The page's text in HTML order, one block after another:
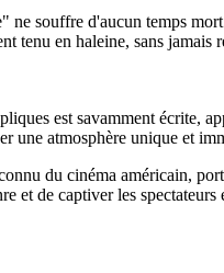
souffre d'aucun temps
tenu en haleine, sans jamais
est savamment écrite,
une atmosphère unique et
du cinéma américain,
et de captiver les